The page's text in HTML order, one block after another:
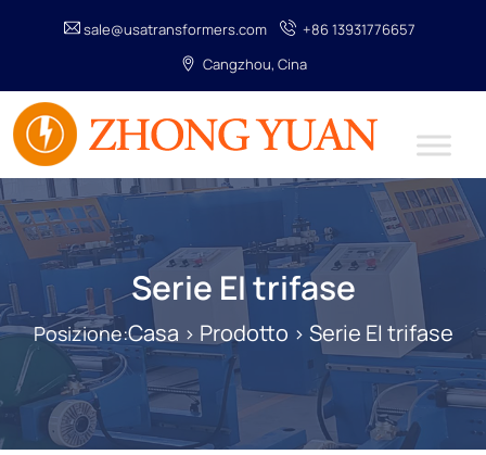
sale@usatransformers.com
+86 13931776657
Cangzhou, Cina
Serie EI trifase
Posizione:Casa > Prodotto > Serie EI trifase